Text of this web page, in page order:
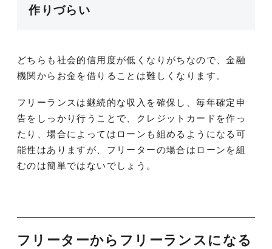
作りづらい
どちらも社会的信用度が低くなりがちなので、金融
機関からお金を借りることは難しくなります。
フリーランスは継続的な収入を確保し、毎年確定申
告をしっかり行うことで、クレジットカードを作っ
たり、場合によってはローンも組めるようになる可
能性はありますが、フリーターの場合はローンを組
むのは簡単ではないでしょう。
フリーターからフリーランスになる